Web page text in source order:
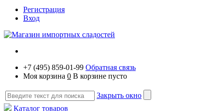
Регистрация
Вход
+7 (495) 859-01-99 Обратная связь
Моя корзина 0 В корзине пусто
Закрыть окно
Каталог товаров